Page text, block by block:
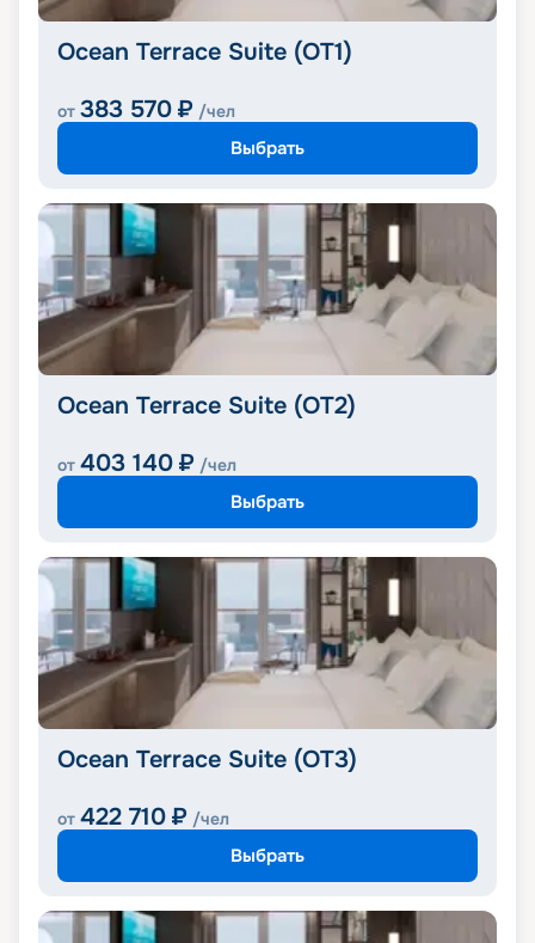
Ocean Terrace Suite (OT1)
от 383 570 ₽ /чел
Выбрать
Ocean Terrace Suite (OT2)
от 403 140 ₽ /чел
Выбрать
Ocean Terrace Suite (OT3)
от 422 710 ₽ /чел
Выбрать